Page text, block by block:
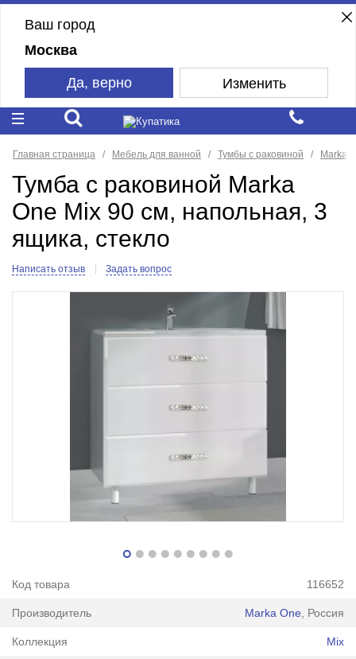
Ваш город
Москва
Да, верно Изменить
Главная страница Мебель для ванной Тумбы с раковиной Marka
Тумба с раковиной Marka
One Mix 90 см, напольная, 3
ящика, стекло
Написать отзыв Задать вопрос
Код товара 116652
Производитель Marka One , Россия
Коллекция Mix